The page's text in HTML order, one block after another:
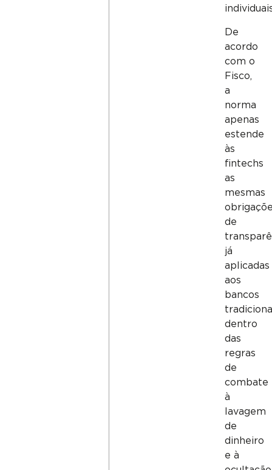
De
acordo
com o
Fisco,
a
norma
apenas
estende
às
fintechs
as
mesmas
de
já
aplicadas
aos
bancos
dentro
das
regras
de
combate
à
lavagem
de
dinheiro
e à